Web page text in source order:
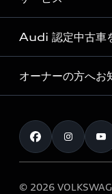
見積もり依頼
試乗予約
e-tronラインアップ
価格シミュレーショ
車両比較
カタログ一覧
純正アクセサリー
オンラインショップ
Audi collection
アウディナビアプリ
サービス入庫予約
サービスプログラム
メンテナンス
車検 / 定期点検
e-tronアフターサポ
Audi 認定中古車
Audi認定中古車
クオリティ
保証
メンテナンス
オーナーの方へお
お知らせ
オーナー様向けキャ
© 2026